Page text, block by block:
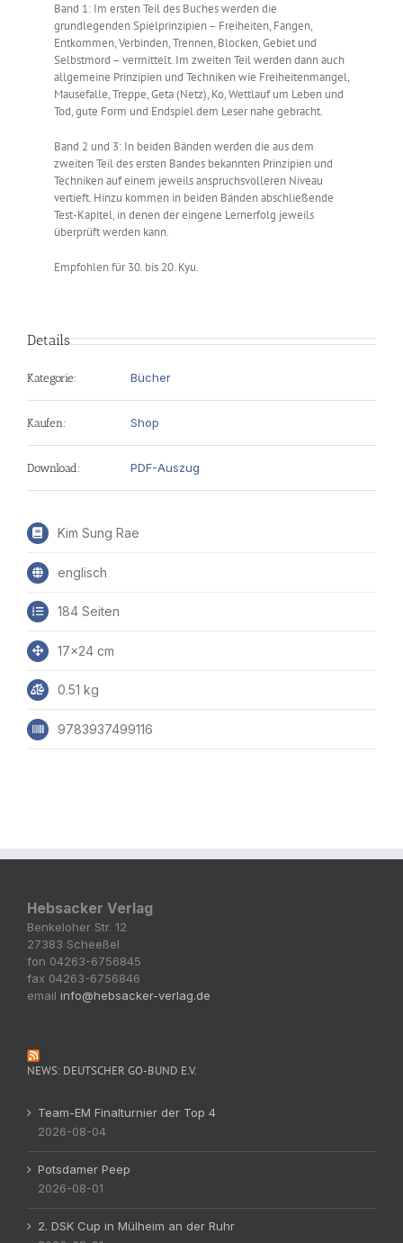
Band 1: Im ersten Teil des Buches werden die
grundlegenden Spielprinzipien – Freiheiten, Fangen,
Entkommen, Verbinden, Trennen, Blocken, Gebiet und
Selbstmord – vermittelt. Im zweiten Teil werden dann auch
allgemeine Prinzipien und Techniken wie Freiheitenmangel,
Mausefalle, Treppe, Geta (Netz), Ko, Wettlauf um Leben und
Tod, gute Form und Endspiel dem Leser nahe gebracht.
Band 2 und 3: In beiden Bänden werden die aus dem
zweiten Teil des ersten Bandes bekannten Prinzipien und
Techniken auf einem jeweils anspruchsvolleren Niveau
vertieft. Hinzu kommen in beiden Bänden abschließende
Test-Kapitel, in denen der eingene Lernerfolg jeweils
überprüft werden kann.
Empfohlen für 30. bis 20. Kyu.
Details
Kategorie: Bücher
Kaufen: Shop
Download: PDF-Auszug
Kim Sung Rae
englisch
184 Seiten
17x24 cm
0.51 kg
9783937499116
Hebsacker Verlag
Benkeloher Str. 12
27383 Scheeßel
fon 04263-6756845
fax 04263-6756846
email info@hebsacker-verlag.de
NEWS: DEUTSCHER GO-BUND E.V.
Team-EM Finalturnier der Top 4
2026-08-04
Potsdamer Peep
2026-08-01
2. DSK Cup in Mülheim an der Ruhr